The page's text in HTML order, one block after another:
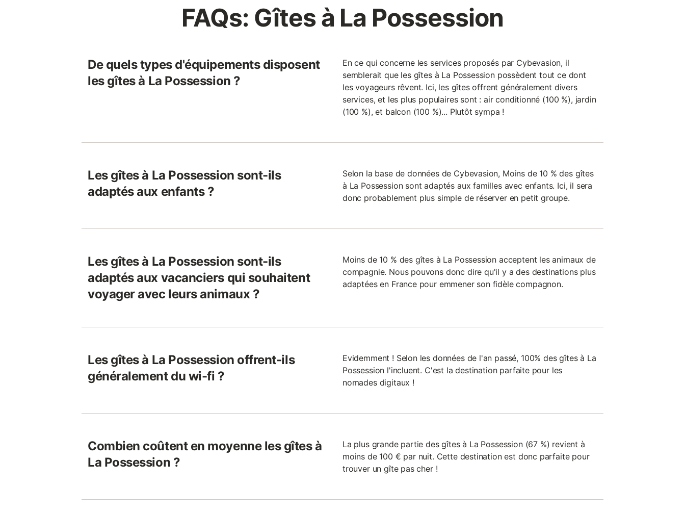
FAQs: Gîtes à La Possession
De quels types d'équipements disposent
les gîtes à La Possession ?
En ce qui concerne les services proposés par Cybevasion, il
semblerait que les gîtes à La Possession possèdent tout ce dont
les voyageurs rêvent. Ici, les gîtes offrent généralement divers
services, et les plus populaires sont : air conditionné (100 %), jardin
(100 %), et balcon (100 %)... Plutôt sympa !
Les gîtes à La Possession sont-ils
adaptés aux enfants ?
Selon la base de données de Cybevasion, Moins de 10 % des gîtes
à La Possession sont adaptés aux familles avec enfants. Ici, il sera
donc probablement plus simple de réserver en petit groupe.
Les gîtes à La Possession sont-ils
adaptés aux vacanciers qui souhaitent
voyager avec leurs animaux ?
Moins de 10 % des gîtes à La Possession acceptent les animaux de
compagnie. Nous pouvons donc dire qu'il y a des destinations plus
adaptées en France pour emmener son fidèle compagnon.
Les gîtes à La Possession offrent-ils
généralement du wi-fi ?
Evidemment ! Selon les données de l'an passé, 100% des gîtes à La
Possession l'incluent. C'est la destination parfaite pour les
nomades digitaux !
Combien coûtent en moyenne les gîtes à
La Possession ?
La plus grande partie des gîtes à La Possession (67 %) revient à
moins de 100 € par nuit. Cette destination est donc parfaite pour
trouver un gîte pas cher !